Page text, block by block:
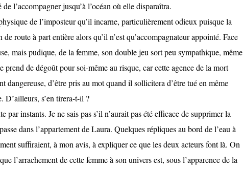
l’accompagner jusqu’à l’océan où elle disparaîtra.
de l’imposteur qu’il incarne, particulièrement odieux puisque la
route à part entière alors qu’il n’est qu’accompagnateur appointé. Face
mais pudique, de la femme, son double jeu sort peu sympathique, même
prend de dégoût pour soi-même au risque, car cette agence de la mort
dangereuse, d’être pris au mot quand il sollicitera d’être tué en même
D’ailleurs, s’en tirera-t-il ?
par instants. Je ne sais pas s’il n’aurait pas été efficace de supprimer la
dans l’appartement de Laura. Quelques répliques au bord de l’eau à
suffiraient, à mon avis, à expliquer ce que les deux acteurs font là. On
l’arrachement de cette femme à son univers est, sous l’apparence de la